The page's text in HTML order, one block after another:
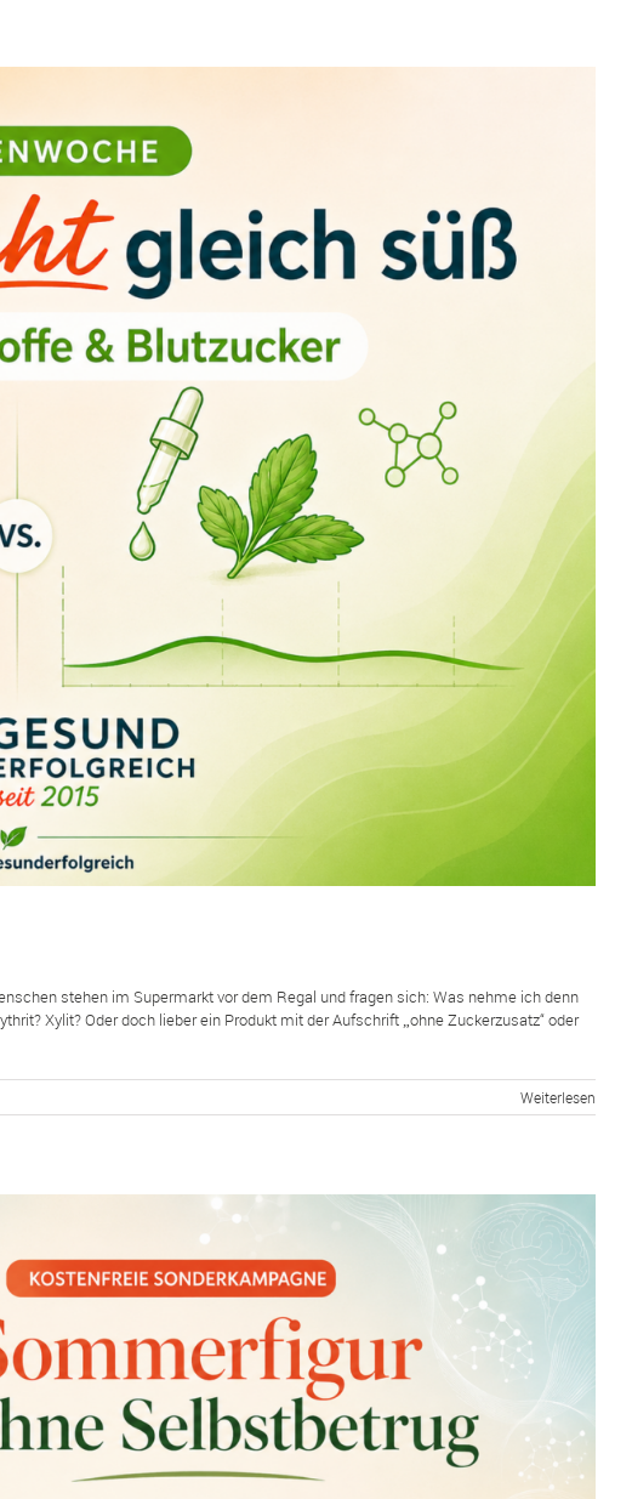
stehen im Supermarkt vor dem Regal und fragen sich: Was nehme ich denn
Xylit? Oder doch lieber ein Produkt mit der Aufschrift „ohne Zuckerzusatz“ oder
Weiterlesen